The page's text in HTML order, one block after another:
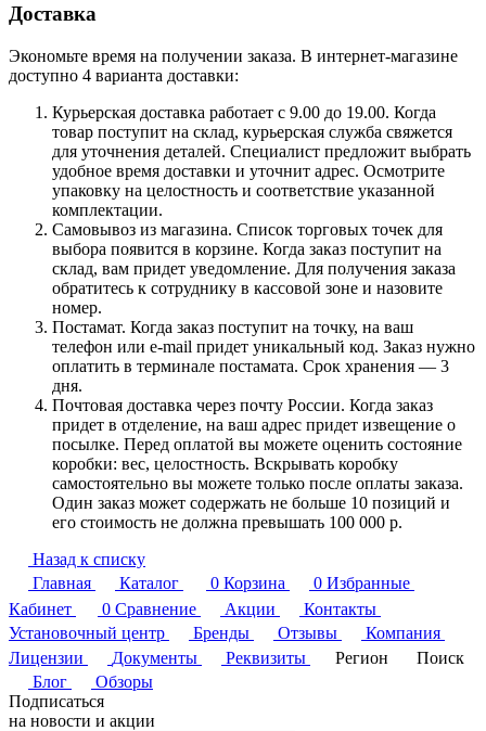
Доставка
Экономьте время на получении заказа. В интернет-магазине
доступно 4 варианта доставки:
Курьерская доставка работает с 9.00 до 19.00. Когда
товар поступит на склад, курьерская служба свяжется
для уточнения деталей. Специалист предложит выбрать
удобное время доставки и уточнит адрес. Осмотрите
упаковку на целостность и соответствие указанной
комплектации.
Самовывоз из магазина. Список торговых точек для
выбора появится в корзине. Когда заказ поступит на
склад, вам придет уведомление. Для получения заказа
обратитесь к сотруднику в кассовой зоне и назовите
номер.
Постамат. Когда заказ поступит на точку, на ваш
телефон или e-mail придет уникальный код. Заказ нужно
оплатить в терминале постамата. Срок хранения — 3
дня.
Почтовая доставка через почту России. Когда заказ
придет в отделение, на ваш адрес придет извещение о
посылке. Перед оплатой вы можете оценить состояние
коробки: вес, целостность. Вскрывать коробку
самостоятельно вы можете только после оплаты заказа.
Один заказ может содержать не больше 10 позиций и
его стоимость не должна превышать 100 000 р.
Назад к списку
Главная
Каталог 0 Корзина 0 Избранные
Кабинет
0 Сравнение Акции
Контакты
Установочный центр
Бренды Отзывы
Компания
Лицензии
Документы Реквизиты Регион
Поиск
Блог
Обзоры
Подписаться
на новости и акции